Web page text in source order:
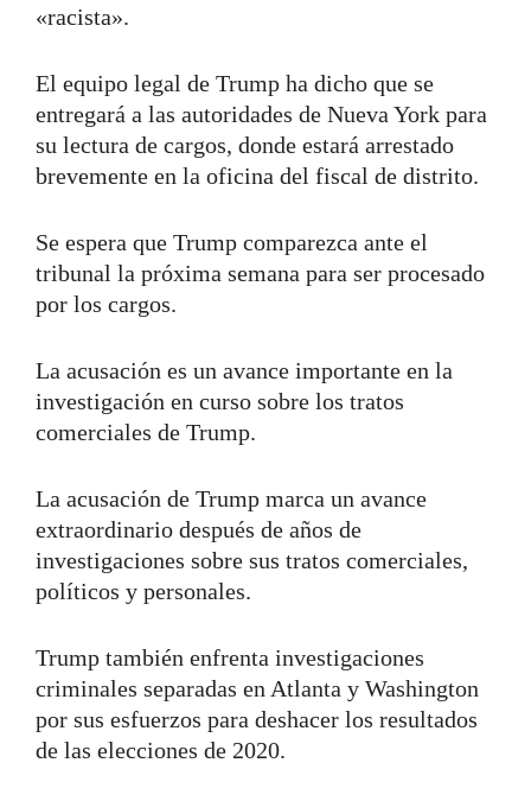
«racista».
El equipo legal de Trump ha dicho que se
entregará a las autoridades de Nueva York para
su lectura de cargos, donde estará arrestado
brevemente en la oficina del fiscal de distrito.
Se espera que Trump comparezca ante el
tribunal la próxima semana para ser procesado
por los cargos.
La acusación es un avance importante en la
investigación en curso sobre los tratos
comerciales de Trump.
La acusación de Trump marca un avance
extraordinario después de años de
investigaciones sobre sus tratos comerciales,
políticos y personales.
Trump también enfrenta investigaciones
criminales separadas en Atlanta y Washington
por sus esfuerzos para deshacer los resultados
de las elecciones de 2020.